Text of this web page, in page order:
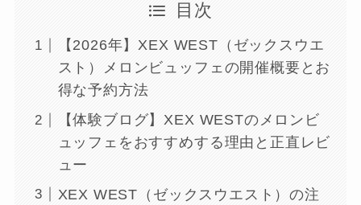
目次
【2026年】XEX WEST（ゼックスウエ
スト）メロンビュッフェの開催概要とお
得な予約方法
【体験ブログ】XEX WESTのメロンビ
ュッフェをおすすめする理由と正直レビ
ュー
XEX WEST（ゼックスウエスト）の注